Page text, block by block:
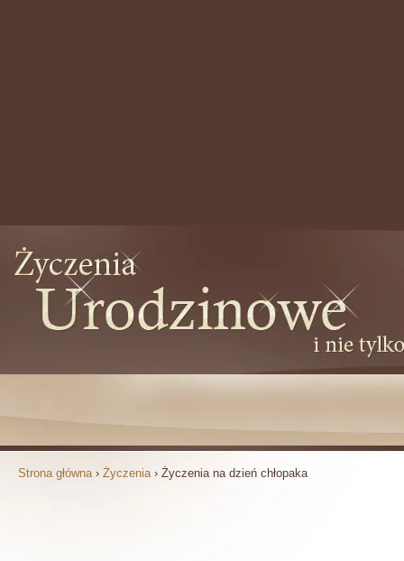
Strona główna › Życzenia › Życzenia na dzień chłopaka